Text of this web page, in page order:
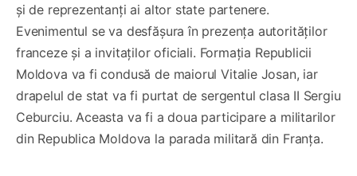
și de reprezentanți ai altor state partenere.
Evenimentul se va desfășura în prezența autorităților
franceze și a invitaților oficiali. Formația Republicii
Moldova va fi condusă de maiorul Vitalie Josan, iar
drapelul de stat va fi purtat de sergentul clasa II Sergiu
Ceburciu. Aceasta va fi a doua participare a militarilor
din Republica Moldova la parada militară din Franța.